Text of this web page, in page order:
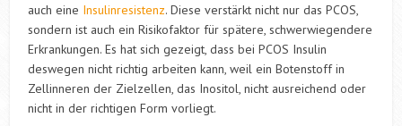
auch eine Insulinresistenz. Diese verstärkt nicht nur das PCOS,
sondern ist auch ein Risikofaktor für spätere, schwerwiegendere
Erkrankungen. Es hat sich gezeigt, dass bei PCOS Insulin
deswegen nicht richtig arbeiten kann, weil ein Botenstoff in
Zellinneren der Zielzellen, das Inositol, nicht ausreichend oder
nicht in der richtigen Form vorliegt.